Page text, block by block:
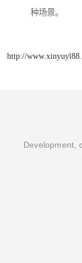
种场景。
http://
Development,